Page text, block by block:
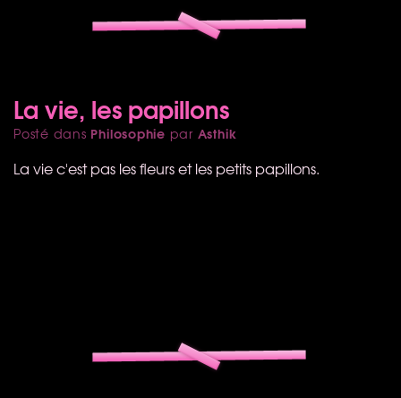
La vie, les papillons
Posté dans Philosophie par Asthik
La vie c'est pas les fleurs et les petits papillons.